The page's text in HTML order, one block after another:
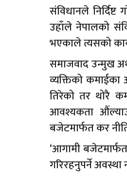
संविधानले
उहाँले नेपालको
भएकाले त्यसको
समाजवाद उन्मुख
व्यक्तिको
तिरेको तर थोरै
आवश्यकता
बजेटमार्फत कर
‘आगामी
गरिरहनुपर्ने